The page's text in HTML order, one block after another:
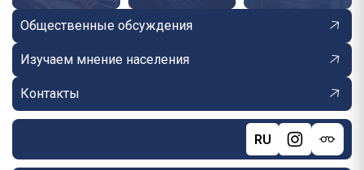
Общественные обсуждения
Изучаем мнение населения
Контакты
RU